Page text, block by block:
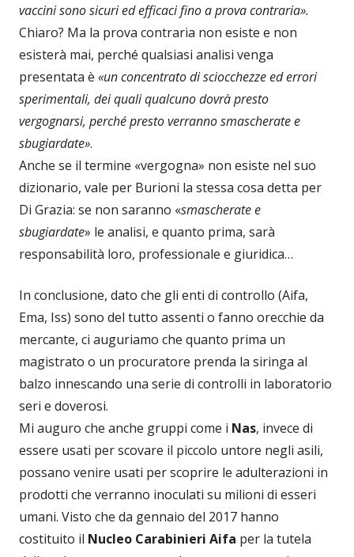
vaccini sono sicuri ed efficaci fino a prova contraria».
Chiaro? Ma la prova contraria non esiste e non
esisterà mai, perché qualsiasi analisi venga
presentata è «un concentrato di sciocchezze ed errori
sperimentali, dei quali qualcuno dovrà presto
vergognarsi, perché presto verranno smascherate e
sbugiardate».
Anche se il termine «vergogna» non esiste nel suo
dizionario, vale per Burioni la stessa cosa detta per
Di Grazia: se non saranno «smascherate e
sbugiardate» le analisi, e quanto prima, sarà
responsabilità loro, professionale e giuridica…
In conclusione, dato che gli enti di controllo (Aifa,
Ema, Iss) sono del tutto assenti o fanno orecchie da
mercante, ci auguriamo che quanto prima un
magistrato o un procuratore prenda la siringa al
balzo innescando una serie di controlli in laboratorio
seri e doverosi.
Mi auguro che anche gruppi come i Nas, invece di
essere usati per scovare il piccolo untore negli asili,
possano venire usati per scoprire le adulterazioni in
prodotti che verranno inoculati su milioni di esseri
umani. Visto che da gennaio del 2017 hanno
costituito il Nucleo Carabinieri Aifa per la tutela